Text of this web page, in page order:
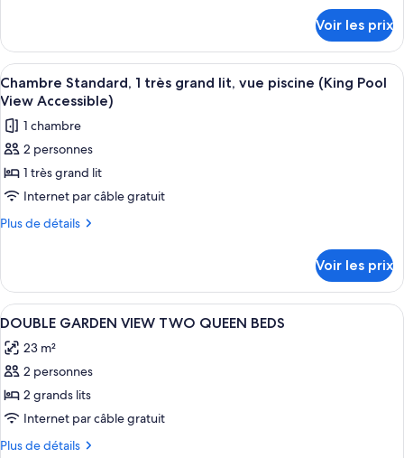
2
grands
lits,
vue
jardin
(Queen
Balcony
Garden
View
Accessible)
le
type
de
chambre
Standard,
2
grands
lits,
vue
(Queen
Accessible)
Voir les prix
Afficher
toutes
les
photos
pour
ce
type
de
Standard,
très
grand
lit,
vue
piscine
(King
Pool
Une chambre d’hôtel avec un grand
8
Chambre Standard, 1 très grand lit, vue piscine (King Pool
View Accessible)
1 chambre
2 personnes
1 très grand lit
Internet par câble gratuit
Plus de détails
Plus
le
type
de
Chambre
Standard,
très
grand
vue
Voir les prix
Afficher
toutes
les
photos
pour
ce
type
Une chambre d’hôtel avec deux lits,
4
DOUBLE GARDEN VIEW TWO QUEEN BEDS
23 m²
2 personnes
2 grands lits
Internet par câble gratuit
Plus de détails
Plus